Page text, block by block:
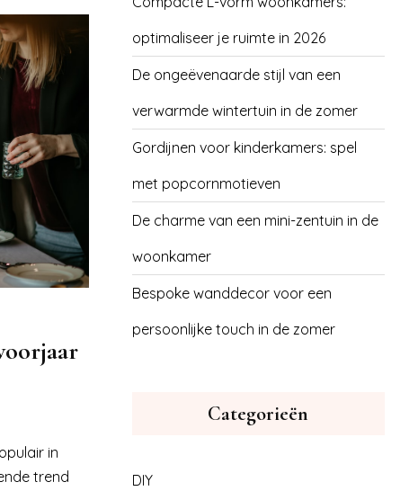
in
trend
optimaliseer je ruimte in 2026
De ongeëvenaarde stijl van een
verwarmde wintertuin in de zomer
Gordijnen voor kinderkamers: spel
met popcornmotieven
De charme van een mini-zentuin in de
woonkamer
Bespoke wanddecor voor een
persoonlijke touch in de zomer
Categorieën
DIY